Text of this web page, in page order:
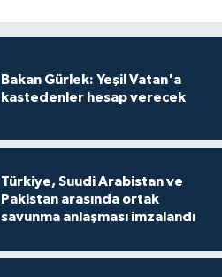
Bakan Gürlek: Yeşil Vatan'a
kastedenler hesap verecek
Türkiye, Suudi Arabistan ve
Pakistan arasında ortak
savunma anlaşması imzalandı